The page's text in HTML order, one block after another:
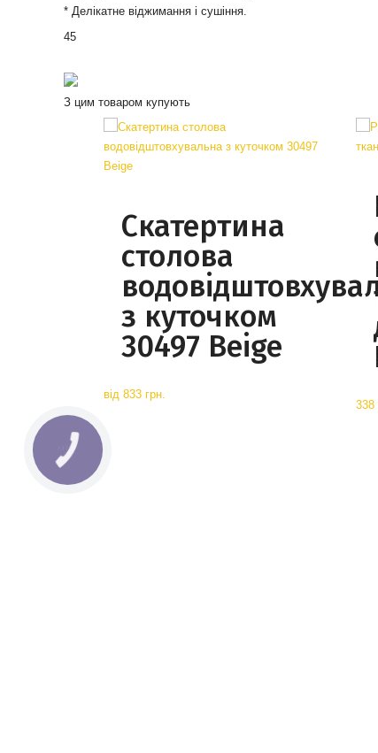
* Делікатне віджимання і сушіння.
45
З цим товаром купують
Скатертина
столова
з куточком
30497 Beige
від 833 грн.
338
КНОПКА
СВЯЗИ